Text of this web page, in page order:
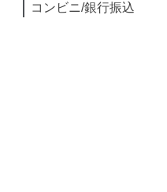
コンビニ/銀行振込